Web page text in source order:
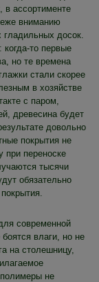
в ассортименте
вниманию
гладильных досок.
то первые
но те времена
стали скорее
в хозяйстве
с паром,
древесина будет
довольно
покрытия не
при переноске
тысячи
обязательно
современной
влаги, но не
на столешницу,
не